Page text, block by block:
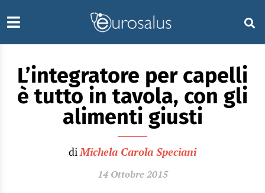
L’integratore per capelli
è tutto in tavola, con gli
alimenti giusti
diMichela Carola Speciani
14 Ottobre 2015